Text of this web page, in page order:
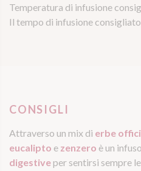
Temperatura di infusione
Il tempo di infusione
CONSIGLI
Attraverso un mix di erbe
eucalipto e zenzero è un
digestive per sentirsi sempre